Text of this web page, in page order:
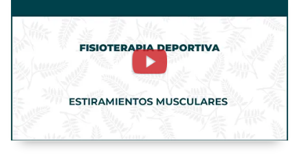
MUSCULARES
FISIOTERAPIA